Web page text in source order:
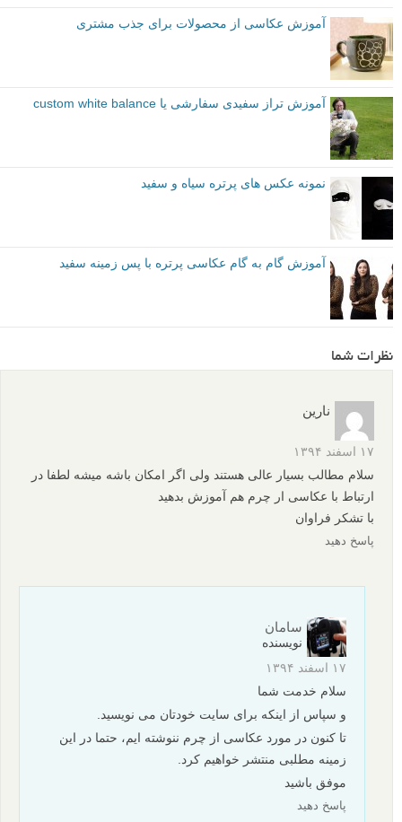
آموزش عکاسی از محصولات برای جذب مشتری
آموزش تراز سفیدی سفارشی یا custom white balance
نمونه عکس های پرتره سیاه و سفید
آموزش گام به گام عکاسی پرتره با پس زمینه سفید
نظرات شما
نارین
۱۷ اسفند ۱۳۹۴
سلام مطالب بسیار عالی هستند ولی اگر امکان باشه میشه لطفا در
ارتباط با عکاسی ار چرم هم آموزش بدهید
با تشکر فراوان
پاسخ دهید
سامان
نویسنده
۱۷ اسفند ۱۳۹۴
سلام خدمت شما
و سپاس از اینکه برای سایت خودتان می نویسید.
تا کنون در مورد عکاسی از چرم ننوشته ایم، حتما در این
زمینه مطلبی منتشر خواهیم کرد.
موفق باشید
پاسخ دهید